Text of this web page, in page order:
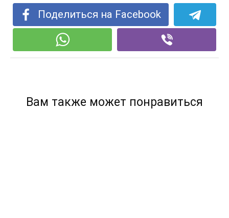
Поделиться на Facebook
Вам также может понравиться